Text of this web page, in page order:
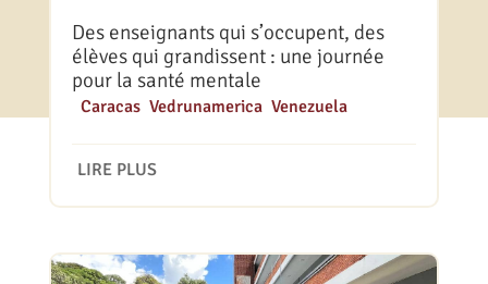
Des enseignants qui s’occupent, des
élèves qui grandissent : une journée
pour la santé mentale
Caracas, Vedrunamerica, Venezuela
LIRE PLUS